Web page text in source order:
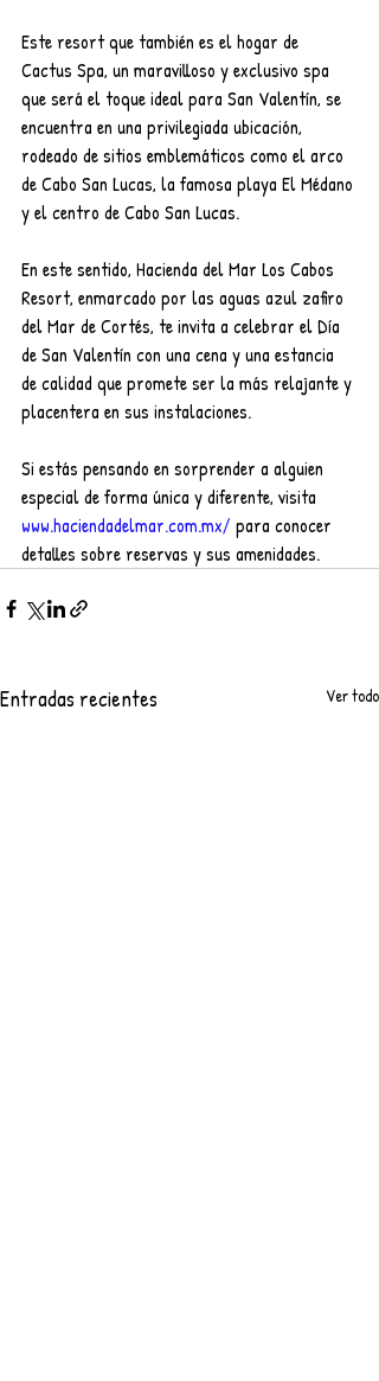
Este resort que también es el hogar de
Cactus Spa, un maravilloso y exclusivo spa
que será el toque ideal para San Valentín, se
encuentra en una privilegiada ubicación,
rodeado de sitios emblemáticos como el arco
de Cabo San Lucas, la famosa playa El Médano
y el centro de Cabo San Lucas.
En este sentido, Hacienda del Mar Los Cabos
Resort, enmarcado por las aguas azul zafiro
del Mar de Cortés, te invita a celebrar el Día
de San Valentín con una cena y una estancia
de calidad que promete ser la más relajante y
placentera en sus instalaciones.
Si estás pensando en sorprender a alguien
especial de forma única y diferente, visita
www.haciendadelmar.com.mx/ para conocer
detalles sobre reservas y sus amenidades.
Entradas recientes Ver todo